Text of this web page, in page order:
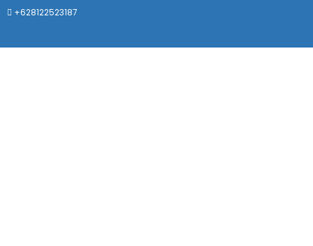
+628122523187